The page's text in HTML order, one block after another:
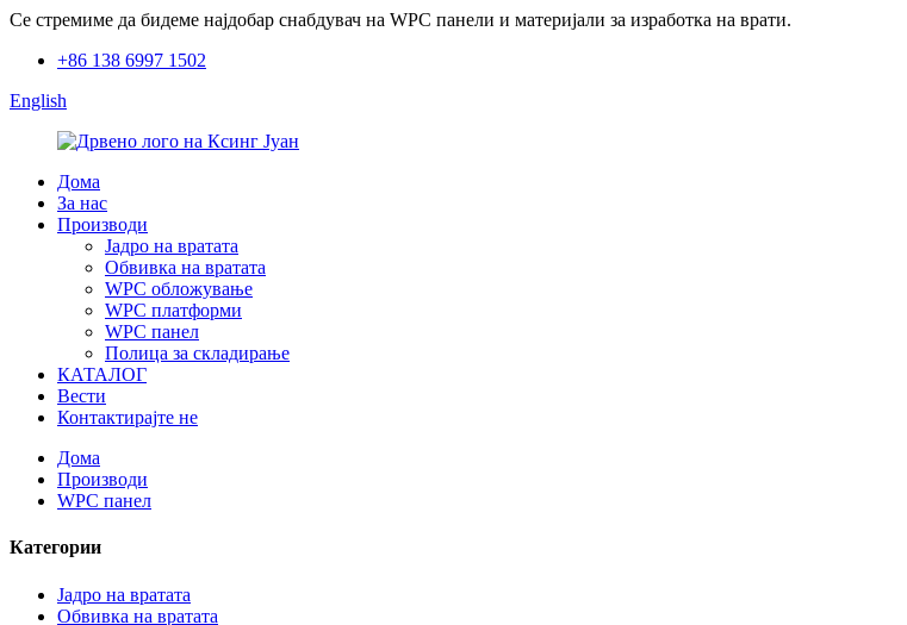
Се стремиме да бидеме најдобар снабдувач на WPC панели и материјали за изработка на врати.
+86 138 6997 1502
English
Дома
За нас
Производи
Јадро на вратата
Обвивка на вратата
WPC обложување
WPC платформи
WPC панел
Полица за складирање
КАТАЛОГ
Вести
Контактирајте не
Дома
Производи
WPC панел
Категории
Јадро на вратата
Обвивка на вратата